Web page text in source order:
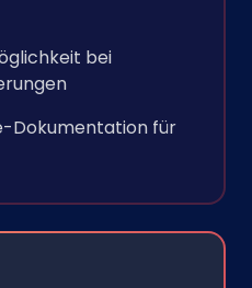
bei
Dokumentation für